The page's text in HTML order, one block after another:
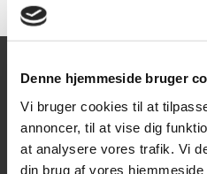
Denne hjemmeside bruger
Vi bruger cookies til at
annoncer, til at vise dig
at analysere vores trafik. Vi
din brug af vores
Kontakt
Texas A/S
Knullen 22